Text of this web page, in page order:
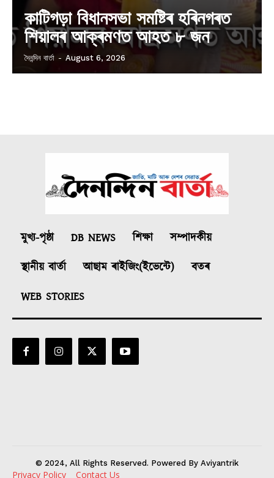
কাটিগড়া বিধানসভা সমষ্টিৰ হৰিনগৰত
শিয়ালৰ আক্ৰমণত আহত ৮ জন
দৈনন্দিন বাৰ্তা - August 6, 2026
মুখ্য-পৃষ্ঠা DB NEWS শিক্ষা
সম্পাদকীয়
স্থানীয় বাৰ্তা
আছাম ৰাইজিং(ইভেন্টে)
বতৰ
WEB STORIES
© 2024, All Rights Reserved. Powered By Aviyantrik
Privacy Policy Contact Us